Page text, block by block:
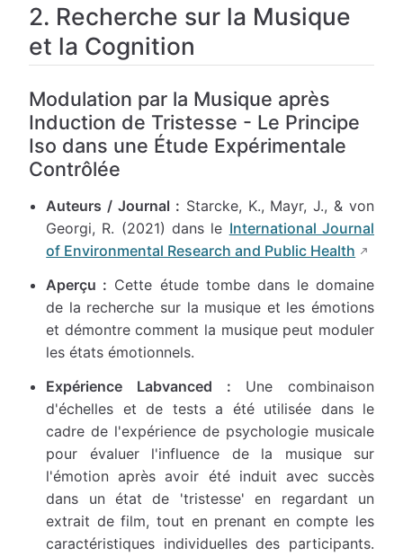
2. Recherche sur la Musique
et la Cognition
Modulation par la Musique après
Induction de Tristesse - Le Principe
Iso dans une Étude Expérimentale
Contrôlée
Auteurs / Journal : Starcke, K., Mayr, J., & von
Georgi, R. (2021) dans le International Journal
of Environmental Research and Public Health
Aperçu : Cette étude tombe dans le domaine
de la recherche sur la musique et les émotions
et démontre comment la musique peut moduler
les états émotionnels.
Expérience Labvanced : Une combinaison
d'échelles et de tests a été utilisée dans le
cadre de l'expérience de psychologie musicale
pour évaluer l'influence de la musique sur
l'émotion après avoir été induit avec succès
dans un état de 'tristesse' en regardant un
extrait de film, tout en prenant en compte les
caractéristiques individuelles des participants.